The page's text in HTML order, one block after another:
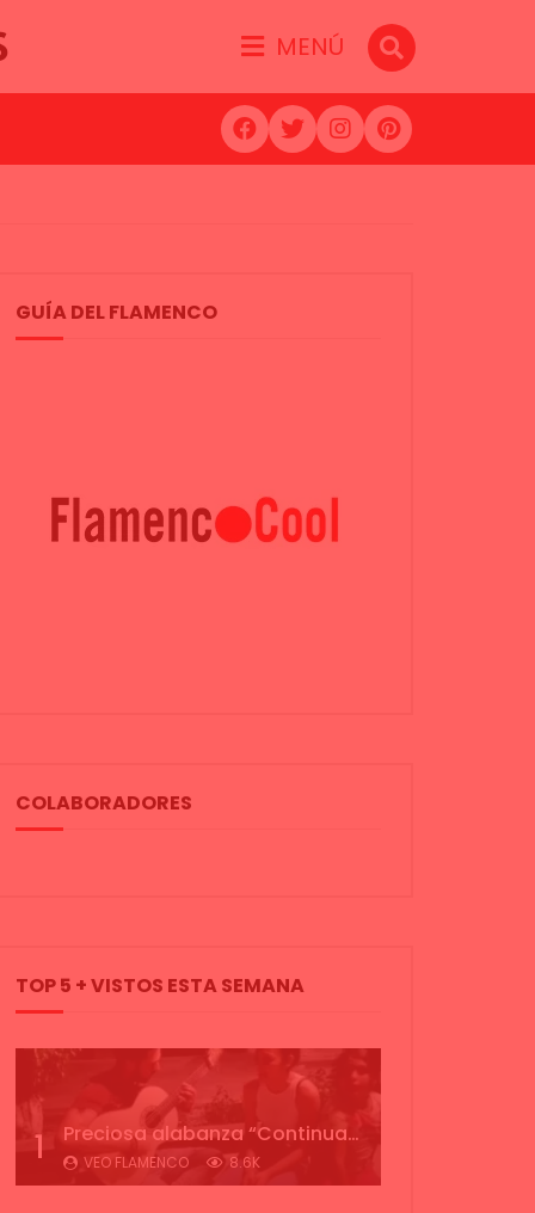
MENÚ
GUÍA DEL FLAMENCO
COLABORADORES
TOP 5 + VISTOS ESTA SEMANA
1 Preciosa alabanza “Continua” cantada por ALBA CORTES acompañada de IVAN a la guitarra | VEOFLAMENCO
VEO FLAMENCO 8.6K